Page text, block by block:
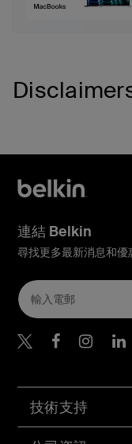
技術支持
連結 Belkin
尋找更多最新消息和優
Belkin
Belkin